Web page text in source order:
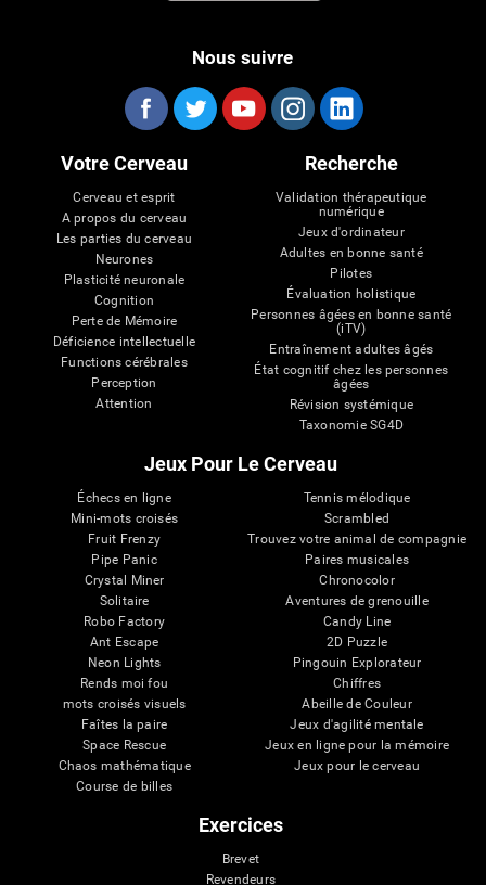
Nous suivre
Votre Cerveau
Cerveau et esprit
A propos du cerveau
Les parties du cerveau
Neurones
Plasticité neuronale
Cognition
Perte de Mémoire
Déficience intellectuelle
Functions cérébrales
Perception
Attention
Recherche
Validation thérapeutique
numérique
Jeux d'ordinateur
Adultes en bonne santé
Pilotes
Évaluation holistique
Personnes âgées en bonne santé
(iTV)
Entraînement adultes âgés
État cognitif chez les personnes
âgées
Révision systémique
Taxonomie SG4D
Jeux Pour Le Cerveau
Échecs en ligne
Mini-mots croisés
Fruit Frenzy
Pipe Panic
Crystal Miner
Solitaire
Robo Factory
Ant Escape
Neon Lights
Rends moi fou
mots croisés visuels
Faîtes la paire
Space Rescue
Chaos mathématique
Course de billes
Tennis mélodique
Scrambled
Trouvez votre animal de compagnie
Paires musicales
Chronocolor
Aventures de grenouille
Candy Line
2D Puzzle
Pingouin Explorateur
Chiffres
Abeille de Couleur
Jeux d'agilité mentale
Jeux en ligne pour la mémoire
Jeux pour le cerveau
Exercices
Brevet
Revendeurs